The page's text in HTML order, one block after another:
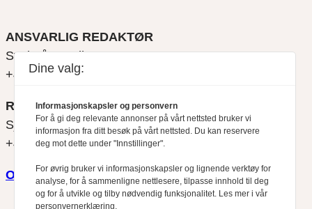
ANSVARLIG REDAKTØR
Svein Åge Eriksen
+47 900 79 547
REDAKTØR
Sjur Anda
+47 470 34 460
Om oss
Dine valg:
Informasjonskapsler og personvern
For å gi deg relevante annonser på vårt nettsted bruker vi
informasjon fra ditt besøk på vårt nettsted. Du kan reservere
deg mot dette under "Innstillinger".
For øvrig bruker vi informasjonskapsler og lignende verktøy for
analyse, for å sammenligne nettlesere, tilpasse innhold til deg
og for å utvikle og tilby nødvendig funksjonalitet. Les mer i vår
personvernerklæring.